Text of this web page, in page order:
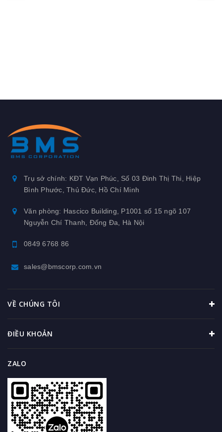
Trụ sở chính: KĐT Vạn Phúc, Số 03 Đinh Thị Thi, Hiệp
Bình Phước, Thủ Đức, Hồ Chí Minh
Văn phòng: Hascico Building, P1001 số 15 ngõ 107
Nguyễn Chí Thanh, Đống Đa, Hà Nội
0849 6768 86
sales@bmscorp.com.vn
VỀ CHÚNG TÔI
ĐIỀU KHOẢN
ZALO